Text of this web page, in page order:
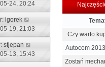
24, 20:24
igorek
19, 21:03
stjepan
13, 15:43
Czy warto
Autocom
Zostań